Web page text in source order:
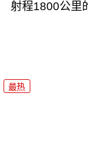
射程1800公里
最热